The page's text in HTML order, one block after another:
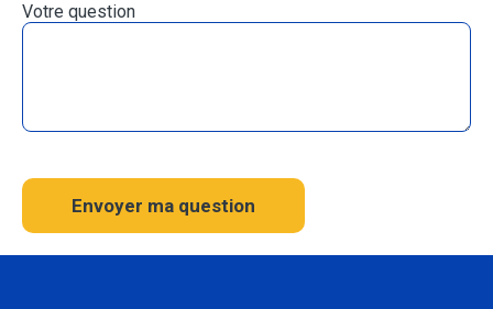
Votre question
Envoyer ma question